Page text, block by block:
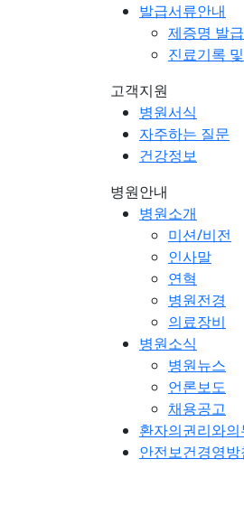
발급서류안내
제증명 발급
진료기록
고객지원
병원서식
자주하는 질문
건강정보
병원안내
병원소개
미션/비전
인사말
연혁
병원전경
의료장비
병원소식
병원뉴스
언론보도
채용공고
환자의권리와의
안전보건경영방